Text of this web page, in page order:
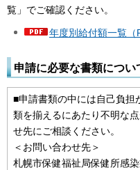
覧」でご確認ください。
年度別給付額一覧（
申請に必要な書類につい
■申請書類の中には自己負担
類を揃えるにあたり不明な
せ先にご相談ください。
＜お問い合わせ先＞
札幌市保健福祉局保健所感